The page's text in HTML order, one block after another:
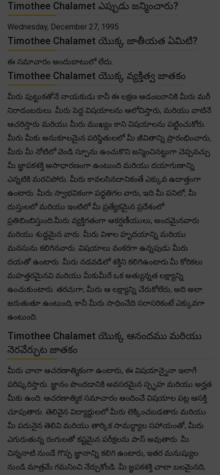
Timothee Chalamet ఎప్పుడు జన్మించారు?
Wednesday, December 27, 1995
Timothee Chalamet యొక్క జాతీయత ఏమిటి?
ఈ సమాచారం అందుబాటులో లేదు.
Timothee Chalamet యొక్క వ్యక్తిత్వ జాతకం
మీరు పుట్టుకతోనే నాయకుడు కానీ ఈ లక్షణ ఆడంబరానికి మీరు మరీ
నిరాడంబరులు. మీరు పెద్ద విషయాలను ఆలోచిస్తారు, మరియు వాటినే
ఆచరిస్తారు మరియు మీరు ముఖ్యం కాని విషయాలను పట్టించుకోరు.
మీరు మీకు అనుకూలమైన పరిస్థితులలో మీ జీవితాన్ని ప్రారంభించారు,
మీరు మీ నోటిలో వెండి స్పూను ఉంచుకొని జన్మించినట్టుగా చెప్పవచ్చు.
మీ జ్ఞాపకశక్తి అసాధారణంగా ఉంటుంది మరియు దయాగుణాన్ని
ఎన్నటికి మరచిపోరు. మీరు కావలసినదానికంతే ఎక్కువ ఉదాత్తంగా
ఉంటారు. మీరు స్వాభవికంగా పద్ధతిగల వారు, ఇది మీ పనిలో, మీ
దుస్తులలో మరియు ఇంటిలో మీ ప్రత్యేకమైన ప్రదేశంలో
ప్రతిబింబిస్తుంది.మీరు వ్యక్తిగతంగా ఆకర్షణీయులు, అందమైనవారు
మరియు శుద్ధమైన వారు. మీరు విశాల హృదయాన్ని మరియు
మనసును కలిగినవారు. విషయాలు వంకరగా ఉన్నపుడు మీరు
దయతో ఉంటారు. మీరు నడవడిలో శక్తిని కలిగిఉంటారు.మీ కోరికలు
మహత్తరమైనవి మరియు మీకుమీరే ఒక అత్యున్నత లక్ష్యాన్ని
ఉంచుకుంటారు. తరచుగా, మీరు ఆ లక్ష్యాన్ని చేరుకోలేరు, అది అలా
జరుతుతూ ఉంటుంది, కానీ మీరు సాధించేది సరాసరికంటే ఎక్కువగా
ఉంటుంది.
Timothee Chalamet యొక్క ఆనందము మరియు
నెరవేర్చుట జాతకం
మీరు చాలా ఆచరణాత్మికంగా ఉంటారు, ఈ విషయాన్నైనా ఇలాగే
పరిష్కరిస్తారు. జ్ఞానం పొందడానికి అవసరమైన స్పృహ మరియు అర్హత
మీకు ఉంది. ఆచరణాత్మిక సమాచారం అందించే విషయాల పట్ల ఆసక్తి
చూపుతారు. తెలివైన విద్యార్ధులలో మీరు లెక్కించబడతారు మరియు
మీ పదునైన తెలివి మరియు తార్కిక సామర్ధ్యాల సహాయంతో, మీరు
ఎగురుతున్న రంగులతో కష్టమైన పరీక్షలను పాస్ అవుతారు. మీ
చిన్ననాటి నుండే గొప్ప జ్ఞానాన్ని కలిగి ఉంటారు, ఇతర మనుష్యుల
నుండి మాత్రమే గమనించి నేర్చుకోండి. మీ జ్ఞపకశక్తి చాలా బలమైనది,